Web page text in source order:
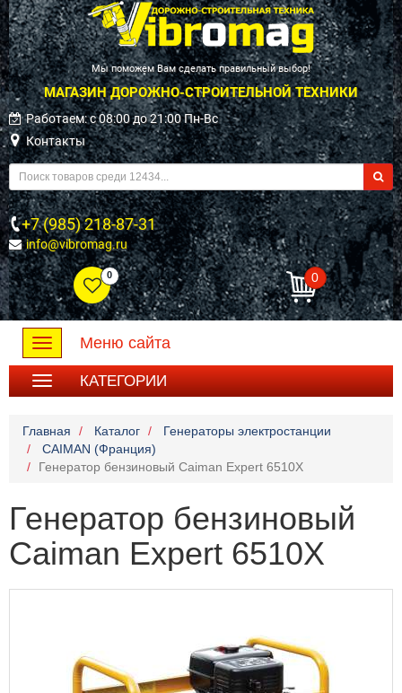
Мы поможем Вам сделать правильный выбор!
МАГАЗИН ДОРОЖНО-СТРОИТЕЛЬНОЙ ТЕХНИКИ
Работаем: c 08:00 до 21:00 Пн-Вс
Контакты
+7 (985) 218-87-31
info@vibromag.ru
0 0
Toggle
navigation
Меню сайта
КАТЕГОРИИ
Главная Каталог
Генераторы электростанции
CAIMAN (Франция)
Генератор бензиновый Caiman Expert 6510X
Генератор бензиновый
Caiman Expert 6510X